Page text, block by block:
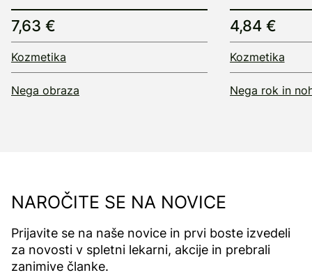
7,63 €
Kozmetika
Nega obraza
4,84 €
Kozmetika
Nega rok in
NAROČITE SE NA NOVICE
Prijavite se na naše novice in prvi boste izvedeli
za novosti v spletni lekarni, akcije in prebrali
zanimive članke.